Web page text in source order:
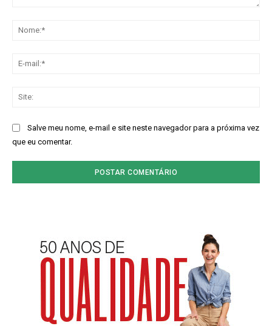
Salve meu nome, e-mail e site neste navegador para a próxima vez
que eu comentar.